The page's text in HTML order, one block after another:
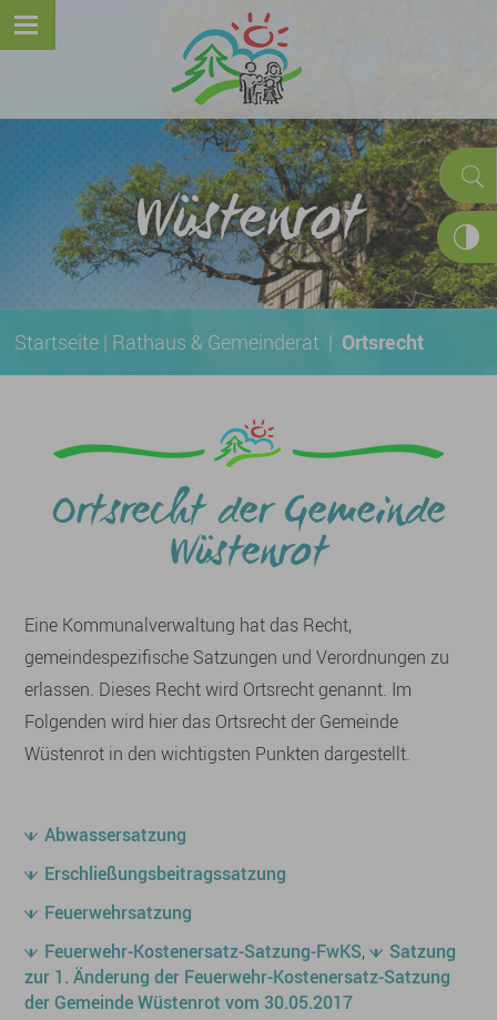
Wüstenrot
Startseite | Rathaus & Gemeinderat | Ortsrecht
Ortsrecht der Gemeinde
Wüstenrot
Eine Kommunalverwaltung hat das Recht,
gemeindespezifische Satzungen und Verordnungen zu
erlassen. Dieses Recht wird Ortsrecht genannt. Im
Folgenden wird hier das Ortsrecht der Gemeinde
Wüstenrot in den wichtigsten Punkten dargestellt.
Abwassersatzung
Erschließungsbeitragssatzung
Feuerwehrsatzung
Feuerwehr-Kostenersatz-Satzung-FwKS,
Satzung
zur 1. Änderung der Feuerwehr-Kostenersatz-Satzung
der Gemeinde Wüstenrot vom 30.05.2017